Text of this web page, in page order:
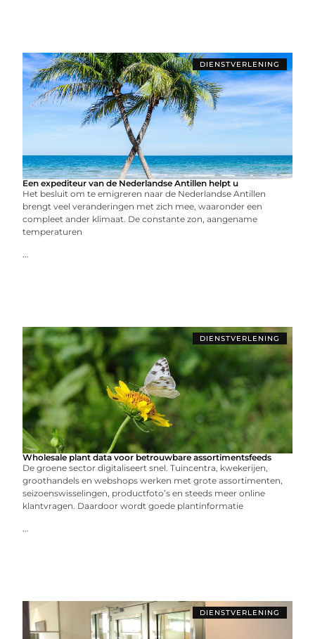
DIENSTVERLENING
Een expediteur van de Nederlandse Antillen helpt u
Het besluit om te emigreren naar de Nederlandse Antillen
brengt veel veranderingen met zich mee, waaronder een
compleet ander klimaat. De constante zon, aangename
temperaturen
...
DIENSTVERLENING
Wholesale plant data voor betrouwbare assortimentsfeeds
De groene sector digitaliseert snel. Tuincentra, kwekerijen,
groothandels en webshops werken met grote assortimenten,
seizoenswisselingen, productfoto’s en steeds meer online
klantvragen. Daardoor wordt goede plantinformatie
...
DIENSTVERLENING